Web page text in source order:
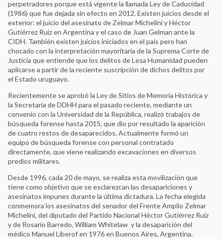
perpetradores porque está vigente la llamada Ley de Caducidad
(1986) que fue dejada sin efecto en 2012. Existen juicios desde el
exterior: el juicio del asesinato de Zelmar Michelini y Héctor
Gutiérrez Ruiz en Argentina y el caso de Juan Gelman ante la
CIDH. También existen juicios iniciados en el país pero han
chocado con la interpretación mayoritaria de la Suprema Corte de
Justicia que entiende que los delitos de Lesa Humanidad pueden
aplicarse a partir de la reciente suscripción de dichos delitos por
el Estado uruguayo.
Recientemente se aprobó la Ley de Sitios de Memoria Histórica y
la Secretaría de DDHH para el pasado reciente, mediante un
convenio con la Universidad de la República, realizó trabajos de
búsqueda forense hasta 2015, que dio por resultado la aparición
de cuatro restos de desaparecidos. Actualmente formó un
equipo de búsqueda forense con personal contratado
directamente, que viene realizando excavaciones en diversos
predios militares.
Desde 1996, cada 20 de mayo, se realiza esta movilización que
tiene como objetivo que se esclarezcan las desapariciones y
asesinatos impunes durante la última dictadura. La fecha elegida
conmemora los asesinatos del senador del Frente Amplio Zelmar
Michelini, del diputado del Partido Nacional Héctor Gutiérrez Ruiz
y de Rosario Barredo, William Whitelaw y la desaparición del
médico Manuel Liberof en 1976 en Buenos Aires, Argentina.